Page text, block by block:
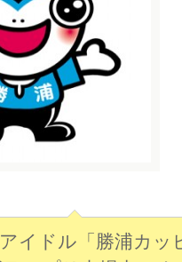
イドル「勝浦カッ